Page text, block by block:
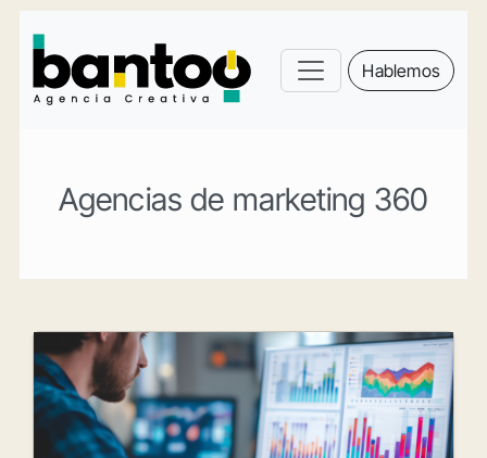
Hablemos
Agencias de marketing 360